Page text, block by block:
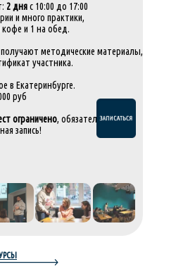
2 дняс 10:00 до 17:00
и много практики,
и 1 на обед.
получают методические материалы,
участника.
в Екатеринбурге.
руб
ограничено, обязательная
запись!